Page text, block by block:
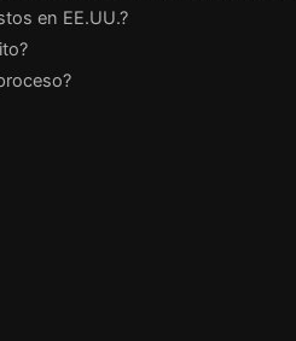
en EE.UU.?